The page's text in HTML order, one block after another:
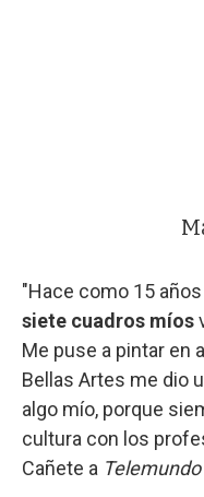
"Hace como 15
siete cuadros míos
Me puse a pintar en
Bellas Artes me dio
algo mío, porque
cultura con los
Cañete a